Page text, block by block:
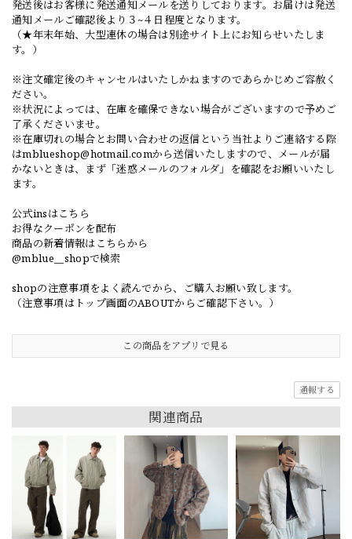
発送後はお客様に発送通知メールを送りしております。お届けは発送
通知メールご確認後より３~４日程度となります。
（★年末年始、大型連休の場合は別途サイト上にお知らせいたしま
す。）
※注文確定後のキャンセルはいたしかねますのであらかじめご容赦く
ださい。
※状況によっては、在庫を確保できない場合がございますので予めご
了承くださいませ。
※在庫切れの場合とお問い合わせの返信という当社よりご連絡する際
はmblueshop@hotmail.comから送信いたしますので、メールが届
かないときは、まず「迷惑メールのフォルダ」を確認をお願いいたし
ます。
公式insはこちら
お得なクーポンを配布
商品の新着情報はこちらから
@mblue__shopで検索
shopの注意事項をよく読んでから、ご購入お願い致します。
（注意事項はトップ画面のABOUTからご確認下さい。）
この商品をアプリで見る
通報する
関連商品